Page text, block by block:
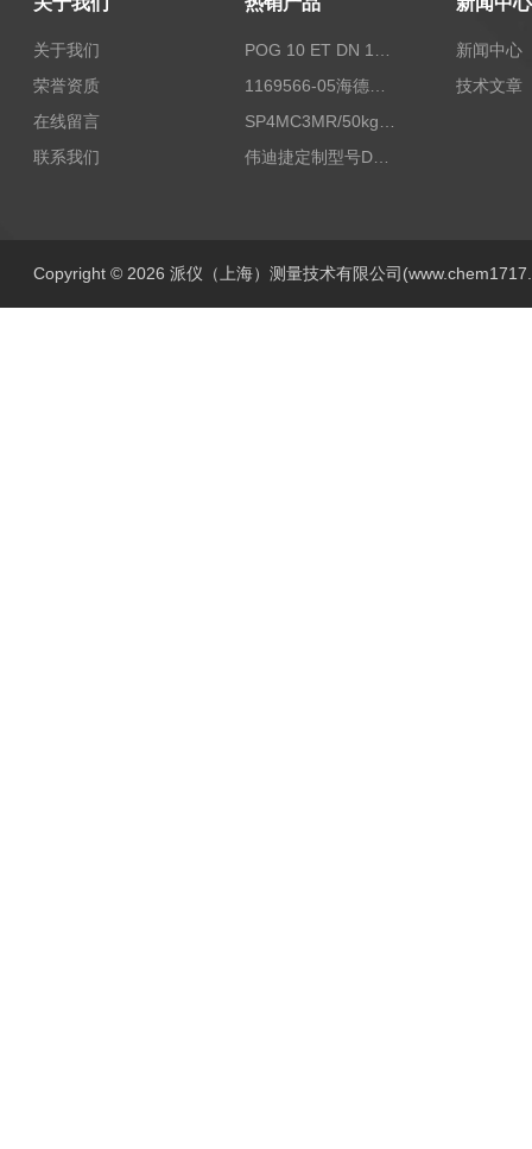
关于我们
荣誉资质
在线留言
联系我们
1169566-05海德汉西门子编码器现货
伟迪捷定制型号DHM506-5000-002
新闻中心
技术文章
Copyright © 2026 派仪（上海）测量技术有限公司